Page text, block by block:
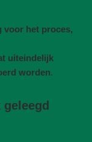
voor het proces,
uiteindelijk
worden.
geleegd